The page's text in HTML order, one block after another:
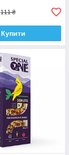
111 ₴
Купити